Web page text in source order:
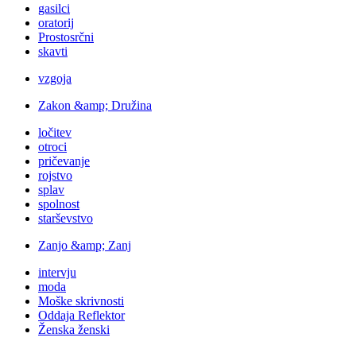
gasilci
oratorij
Prostosrčni
skavti
vzgoja
Zakon &amp; Družina
ločitev
otroci
pričevanje
rojstvo
splav
spolnost
starševstvo
Zanjo &amp; Zanj
intervju
moda
Moške skrivnosti
Oddaja Reflektor
Ženska ženski